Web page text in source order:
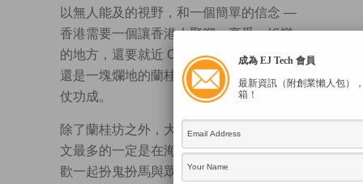
以無人能及的視野，和一個簡單的信念 —
香港需要一個讓香港人聚腳、享受、娛樂
的地方，還要就近 CBD 地帶 — 看出當時
還是一塊爛地的蘭桂坊所擁有的潛力，一
仗功成。
除了蘭桂坊之外，大家過去十年見得盛智
文最多的一定是在海洋公園，尤其是他喜
歡一起扮鬼扮馬與眾同樂 (他在2014年(被)
成為 EJ Tech 會員
最新資訊（附創業懶人包）
箱！